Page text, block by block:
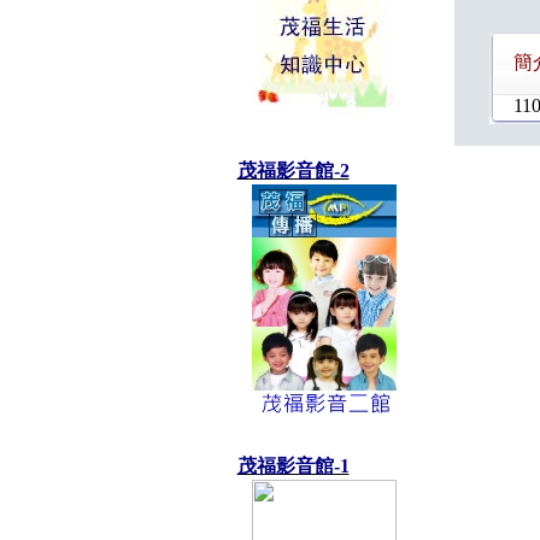
茂福影音館-2
茂福影音館-1
簡